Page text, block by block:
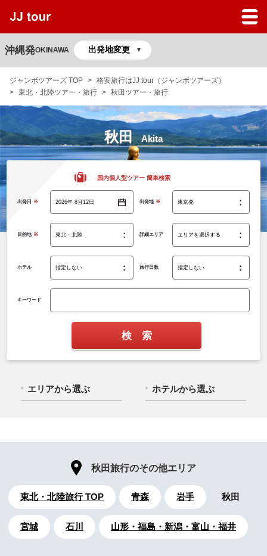
沖縄発OKINAWA
JJツアーのサービスガイド
よくある質問
ジャンボツアーズ TOP
格安旅行はJJ tour（ジャンボツアーズ）
東北・北陸ツアー・旅行
秋田ツアー・旅行
秋田 Akita
国内個人型ツアー 簡単検索
出発日 ※ 出発地 ※
目的地 ※ 詳細エリア
ホテル 旅行日数
キーワード
エリアから選ぶ ホテルから選ぶ
秋田旅行のその他エリア
東北・北陸旅行 TOP 青森 岩手 秋田
宮城 石川 山形・福島・新潟・富山・福井